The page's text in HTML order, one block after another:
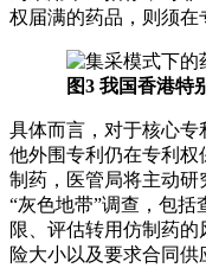
权届满的药品，则须在
图3 我国香港特
具体而言，对于核心
他外围专利仍在专利
制药，医管局将主动
“灰色地带”调查，包
限、评估转用仿制药
险大小以及要求合同供